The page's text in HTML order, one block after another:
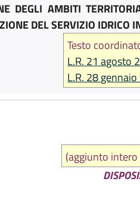
DEGLI AMBITI
DEL SERVIZIO IDRICO
Testo
L.R. 21 agosto
L.R. 28
(aggiunto